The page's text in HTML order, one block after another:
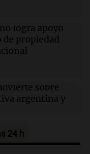
marcan el debut
que
cerró este
logra apoyo
propiedad
sobre
argentina y
de Salta resalta
24 h